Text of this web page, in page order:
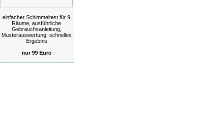
einfacher Schimmeltest für 9
Räume, ausführliche
Gebrauchsanleitung,
Musterauswertung, schnelles
Ergebnis
nur 99 Euro